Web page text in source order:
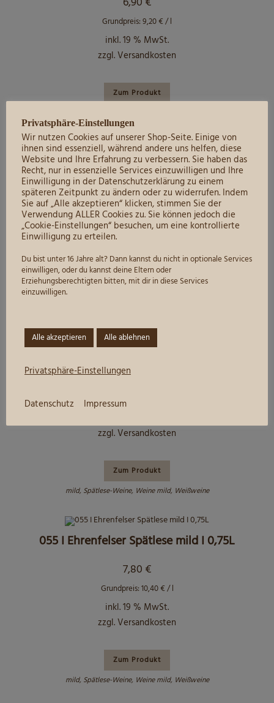
Grundpreis:9,20€/l
inkl. 19 % MwSt.
zzgl.Versandkosten
Zum Produkt
051 I Weißburgunder mild I 0,75L
6,70€
Grundpreis:8,93€/l
inkl. 19 % MwSt.
Zum Produkt
054 I Kerner Spätlese mild I 0,75L
7,70
Grundpreis:
zzgl.Versandkosten
Zum Produkt
mild, Spätlese-Weine, Weine mild, Weißweine
055 I Ehrenfelser Spätlese mild I 0,75L
7,80 €
Grundpreis:10,40€/l
inkl. 19 % MwSt.
zzgl.Versandkosten
Zum Produkt
mild, Spätlese-Weine, Weine mild, Weißweine
Privatsphäre-Einstellungen
Wir nutzen Cookies auf unserer Shop-Seite. Einige von
ihnen sind essenziell, während andere uns helfen, diese
Website und Ihre Erfahrung zu verbessern. Sie haben das
Recht, nur in essenzielle Services einzuwilligen und Ihre
Einwilligung in der Datenschutzerklärung zu einem
späteren Zeitpunkt zu ändern oder zu widerrufen. Indem
Sie auf „Alle akzeptieren“ klicken, stimmen Sie der
Verwendung ALLER Cookies zu. Sie können jedoch die
„Cookie-Einstellungen“ besuchen, um eine kontrollierte
Einwilligung zu erteilen.
Du bist unter 16 Jahre alt? Dann kannst du nicht in optionale Services
einwilligen, oder du kannst deine Eltern oder
Erziehungsberechtigten bitten, mit dir in diese Services
einzuwilligen.
Alle akzeptieren Alle ablehnen
Privatsphäre-Einstellungen
Datenschutz Impressum